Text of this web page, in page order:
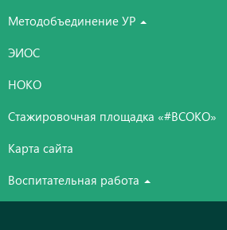
Методобъединение УР
ЭИОС
НОКО
Стажировочная площадка «#ВСОКО»
Карта сайта
Воспитательная работа